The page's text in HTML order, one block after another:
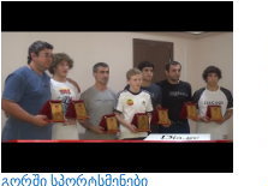
გორში სპორტსმენები